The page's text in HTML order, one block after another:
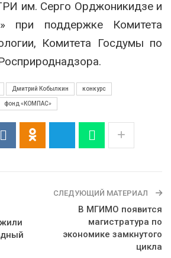
им. Серго Орджоникидзе и
при поддержке Комитета
Комитета Госдумы по
Дмитрий Кобылкин конкурс
фонд «КОМПАС»
СЛЕДУЮЩИЙ МАТЕРИАЛ
В МГИМО появится
магистратура по
экономике замкнутого
цикла